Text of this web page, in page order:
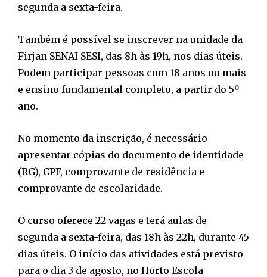
segunda a sexta-feira.
Também é possível se inscrever na unidade da
Firjan SENAI SESI, das 8h às 19h, nos dias úteis.
Podem participar pessoas com 18 anos ou mais
e ensino fundamental completo, a partir do 5º
ano.
No momento da inscrição, é necessário
apresentar cópias do documento de identidade
(RG), CPF, comprovante de residência e
comprovante de escolaridade.
O curso oferece 22 vagas e terá aulas de
segunda a sexta-feira, das 18h às 22h, durante 45
dias úteis. O início das atividades está previsto
para o dia 3 de agosto, no Horto Escola